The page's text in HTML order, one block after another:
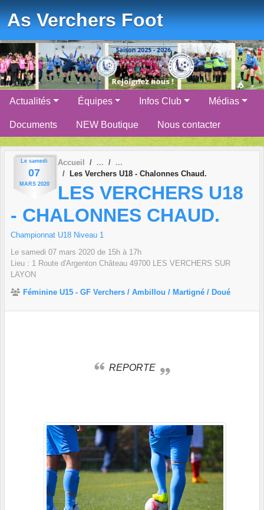
As Verchers Foot
Actualités Équipes Infos Club Médias
Documents NEW Boutique Nous contacter
Le samedi
07
MARS 2020
Accueil
Les Verchers U18 - Chalonnes Chaud.
LES VERCHERS U18
- CHALONNES CHAUD.
Championnat U18 Niveau 1
Le samedi 07 mars 2020 de 15h à 17h
Lieu : 1 Route d'Argenton Château 49700 LES VERCHERS SUR
LAYON
Féminine U15 - GF Verchers / Ambillou / Martigné / Doué
REPORTE